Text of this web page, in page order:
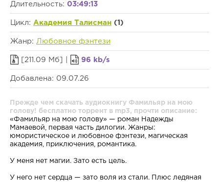
Длительность: 03:49:13
Цикл: Академия Талисман (1)
Жанр: Любовное фэнтези
[211.09 Мб] | 96 kb/s
Добавлена: 09.07.26
Прежде чем скачать аудиокнигу Фамильяр на мою
голову! бесплатно торрент в mp3, прочти описание:
«Фамильяр на мою голову» — роман Надежды
Мамаевой, первая часть дилогии. Жанры:
юмористическое и любовное фэнтези, магическая
академия, приключения, романтика.
У меня нет магии. Зато есть цель.
У него нет сердца — зато воля из стали. Плюс ледяная